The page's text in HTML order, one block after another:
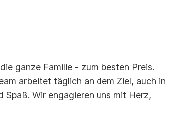
ganze Familie - zum besten Preis.
arbeitet täglich an dem Ziel, auch in
Spaß. Wir engagieren uns mit Herz,